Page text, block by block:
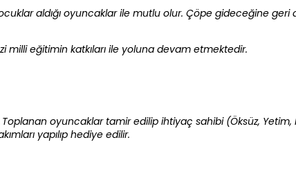
aldığı oyuncaklar ile mutlu olur. Çöpe gideceğine geri
milli eğitimin katkıları ile yoluna devam etmektedir.
oyuncaklar tamir edilip ihtiyaç sahibi (Öksüz, Yetim,
yapılıp hediye edilir.